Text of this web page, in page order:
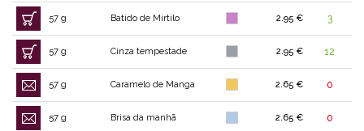
57 g Batido de Mirtilo 2.95 € 3
57 g Cinza tempestade 2.95 € 12
57 g Caramelo de Manga 2.65 € 0
57 g Brisa da manhã 2.65 € 0